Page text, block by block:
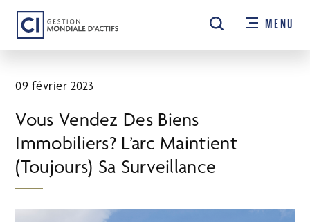
Passer
contenu
MENU
09 février 2023
Vous Vendez Des Biens
Immobiliers? L’arc Maintient
(Toujours) Sa Surveillance